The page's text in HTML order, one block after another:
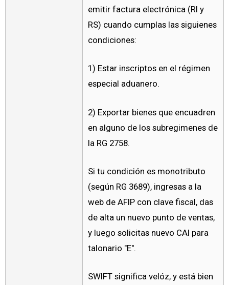
emitir factura electrónica (RI y
RS) cuando cumplas las siguienes
condiciones:
1) Estar inscriptos en el régimen
especial aduanero.
2) Exportar bienes que encuadren
en alguno de los subregimenes de
la RG 2758.
Si tu condición es monotributo
(según RG 3689), ingresas a la
web de AFIP con clave fiscal, das
de alta un nuevo punto de ventas,
y luego solicitas nuevo CAI para
talonario "E".
SWIFT significa velóz, y está bien